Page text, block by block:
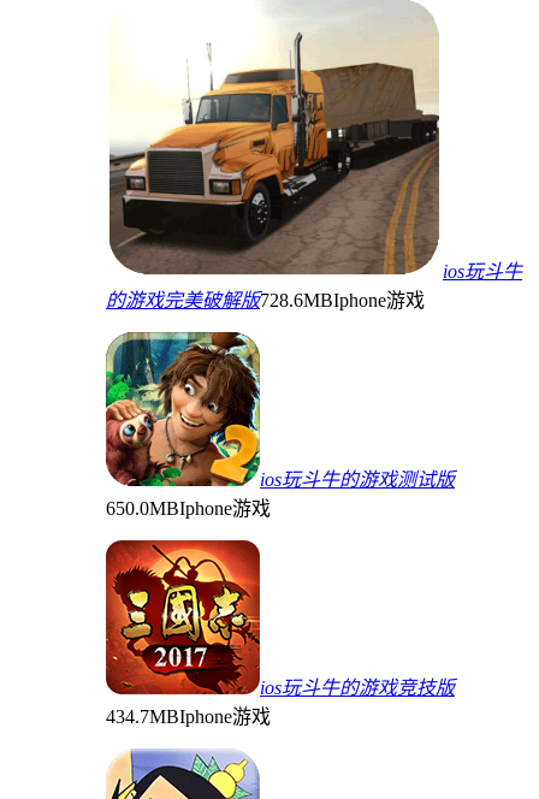
ios玩斗牛
的游戏完美破解版728.6MBIphone游戏
ios玩斗牛的游戏测试版
650.0MBIphone游戏
ios玩斗牛的游戏竞技版
434.7MBIphone游戏